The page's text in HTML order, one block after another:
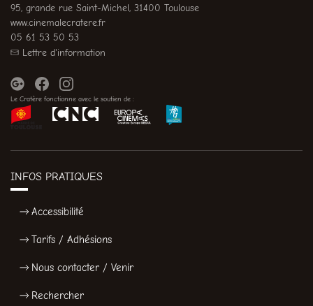
95, grande rue Saint-Michel, 31400 Toulouse
www.cinemalecratere.fr
05 61 53 50 53
Lettre d'information
Le Cratère fonctionne avec le soutien de :
INFOS PRATIQUES
Accessibilité
Tarifs / Adhésions
Nous contacter / Venir
Rechercher